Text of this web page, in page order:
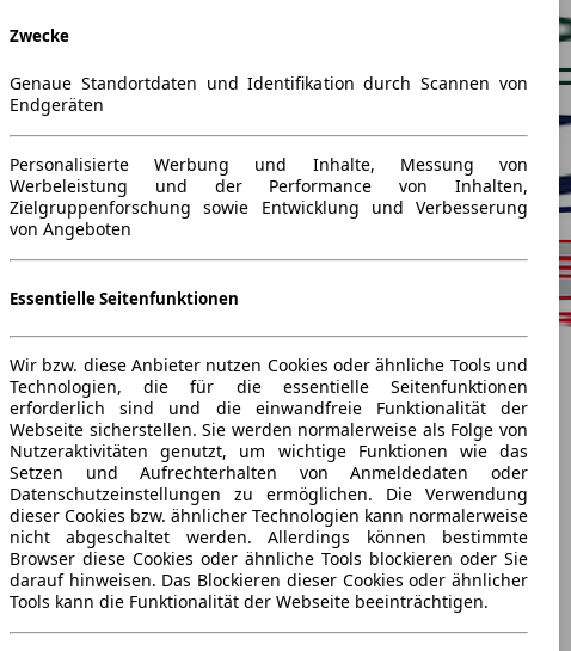
Zwecke
Genaue Standortdaten und Identifikation durch Scannen von
Endgeräten
Personalisierte Werbung und Inhalte, Messung von
Werbeleistung und der Performance von Inhalten,
Zielgruppenforschung sowie Entwicklung und Verbesserung
von Angeboten
Essentielle Seitenfunktionen
Wir bzw. diese Anbieter nutzen Cookies oder ähnliche Tools und
Technologien, die für die essentielle Seitenfunktionen
erforderlich sind und die einwandfreie Funktionalität der
Webseite sicherstellen. Sie werden normalerweise als Folge von
Nutzeraktivitäten genutzt, um wichtige Funktionen wie das
Setzen und Aufrechterhalten von Anmeldedaten oder
Datenschutzeinstellungen zu ermöglichen. Die Verwendung
dieser Cookies bzw. ähnlicher Technologien kann normalerweise
nicht abgeschaltet werden. Allerdings können bestimmte
Browser diese Cookies oder ähnliche Tools blockieren oder Sie
darauf hinweisen. Das Blockieren dieser Cookies oder ähnlicher
Tools kann die Funktionalität der Webseite beeinträchtigen.